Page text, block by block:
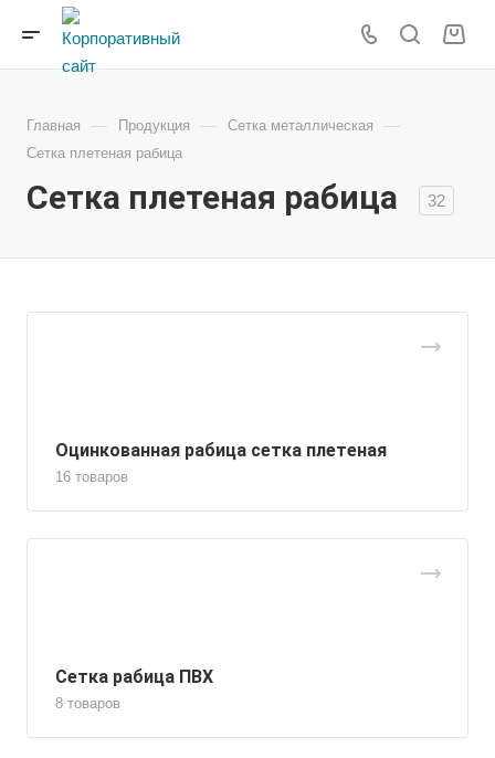
Главная — Продукция — Сетка металлическая —
Сетка плетеная рабица
Сетка плетеная рабица 32
Оцинкованная рабица сетка плетеная
16 товаров
Сетка рабица ПВХ
8 товаров